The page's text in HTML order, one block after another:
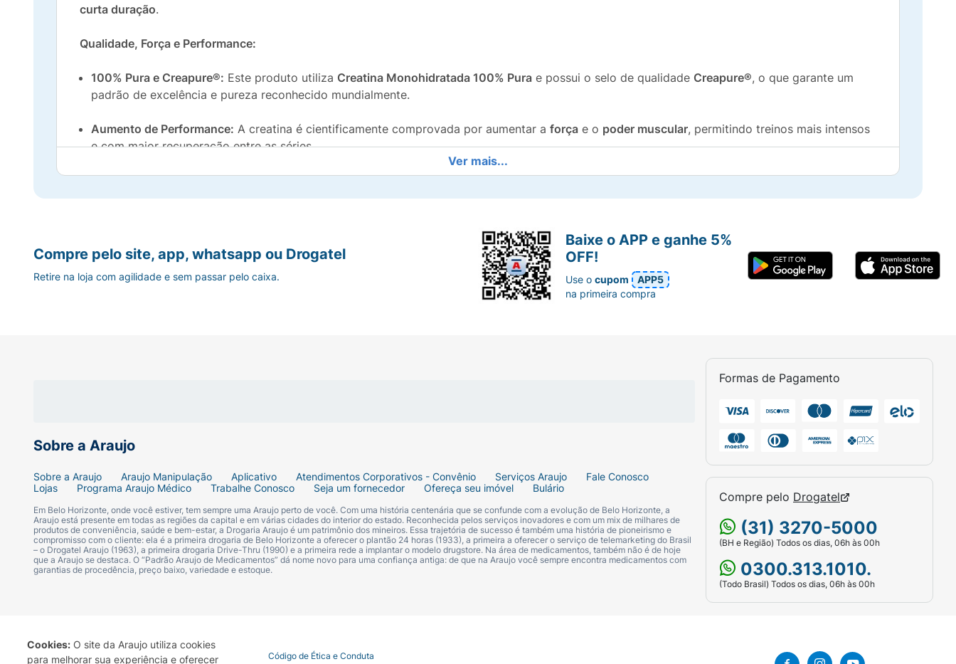
Cookies: O site da Araujo utiliza cookies
para melhorar sua experiência e oferecer
curta duração.
Qualidade, Força e Performance:
100% Pura e Creapure®: Este produto utiliza Creatina Monohidratada 100% Pura e possui o selo de qualidade Creapure®, o que garante um
padrão de excelência e pureza reconhecido mundialmente.
Aumento de Performance: A creatina é cientificamente comprovada por aumentar a força e o poder muscular, permitindo treinos mais intensos
e com maior recuperação entre as séries.
Ganho de Massa Muscular:Auxilia no aumento dovolume musculare contribui para o ganho de massa magra.
Linha EnergyFit:Integrante da nova linha da Parmalat focada em nutrição esportiva e bem-estar.
Maximize sua energia e alcance seus objetivos de treino com a pureza e a confiança da Creatina Monohidratada Parmalat EnergyFit Creapure®!
Contém
Aromatizante* :
Não Contém
Contém Aveia :
Pode Conter
Ver mais...
Sobre a Araujo
Sobre a Araujo Araujo Manipulação Aplicativo Atendimentos Corporativos - Convênio Serviços Araujo
Fale Conosco
Lojas
Programa Araujo Médico Trabalhe Conosco Seja um fornecedor Ofereça seu imóvel Bulário
Em Belo Horizonte, onde você estiver, tem sempre uma Araujo perto de você. Com uma história centenária que se confunde com a evolução de Belo Horizonte, a
Araujo está presente em todas as regiões da capital e em várias cidades do interior do estado. Reconhecida pelos serviços inovadores e com um mix de milhares de
produtos de conveniência, saúde e bem-estar, a Drogaria Araujo é um patrimônio dos mineiros. Essa trajetória de sucesso é também uma história de pioneirismo e
compromisso com o cliente: ela é a primeira drogaria de Belo Horizonte a oferecer o plantão 24 horas (1933), a primeira a oferecer o serviço de telemarketing do Brasil
– o Drogatel Araujo (1963), a primeira drogaria Drive-Thru (1990) e a primeira rede a implantar o modelo drugstore. Na área de medicamentos, também não é de hoje
que a Araujo se destaca. O “Padrão Araujo de Medicamentos” dá nome novo para uma confiança antiga: de que na Araujo você sempre encontra medicamentos com
garantias de procedência, preço baixo, variedade e estoque.
Formas de Pagamento
Compre pelo Drogatel
(31) 3270-5000
(BH e Região) Todos os dias, 06h às 00h
0300.313.1010.
(Todo Brasil) Todos os dias, 06h às 00h
Compre pelo site, app, whatsapp ou Drogatel
Retire na loja com agilidade e sem passar pelo caixa.
Baixe o APP e ganhe 5%
OFF!
Use ocupom
APP5
na primeira compra
Termo de Uso Portal da Privacidade Covid-19 Código de Ética e Conduta